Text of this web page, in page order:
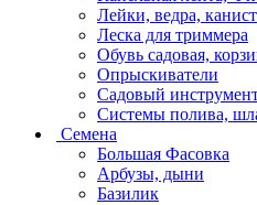
Лейки, ведра,
Леска для триммера
Обувь садовая,
Опрыскиватели
Садовый
Системы полива,
Семена
Большая Фасовка
Арбузы, дыни
Базилик